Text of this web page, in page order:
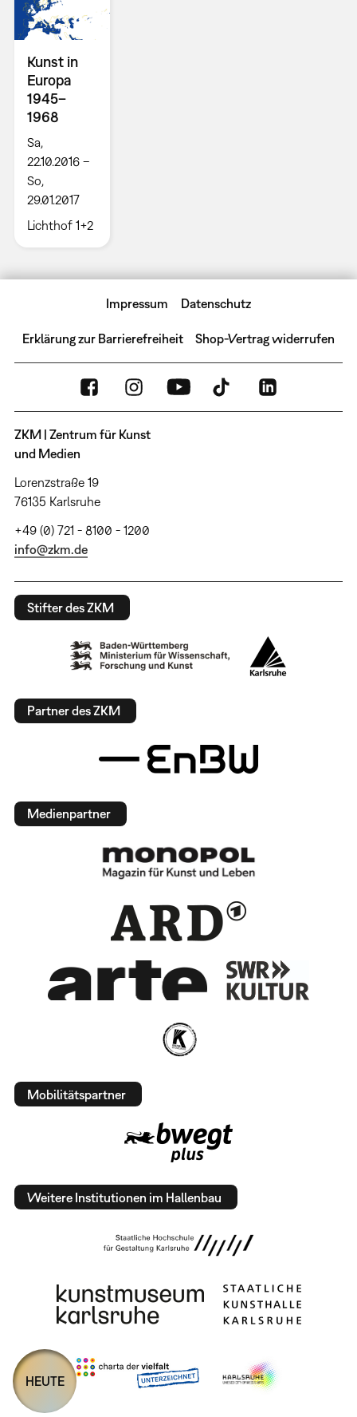
Kunst in
Europa
1945–
1968
Sa,
22.10.2016 –
So,
29.01.2017
Lichthof 1+2
Impressum Datenschutz
Erklärung zur Barrierefreiheit Shop-Vertrag widerrufen
ZKM | Zentrum für Kunst
und Medien
Lorenzstraße 19
76135 Karlsruhe
+49 (0) 721 - 8100 - 1200
info@zkm.de
Stifter des ZKM
Partner des ZKM
Medienpartner
Mobilitätspartner
Weitere Institutionen im Hallenbau
HEUTE